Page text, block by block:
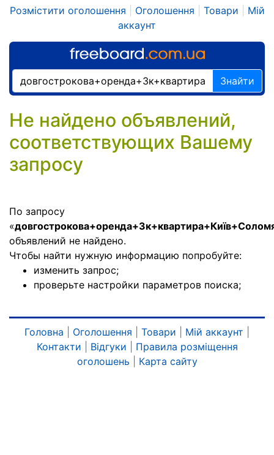
Розмістити оголошення Оголошення Товари
Мій
аккаунт
Знайти
Не найдено объявлений,
соответствующих Вашему
запросу
По запросу
«
объявлений не найдено.
Чтобы найти нужную информацию попробуйте:
изменить запрос;
проверьте настройки параметров поиска;
Головна Оголошення Товари Мій аккаунт
Контакти
Відгуки
Правила розміщення
оголошень
Карта сайту